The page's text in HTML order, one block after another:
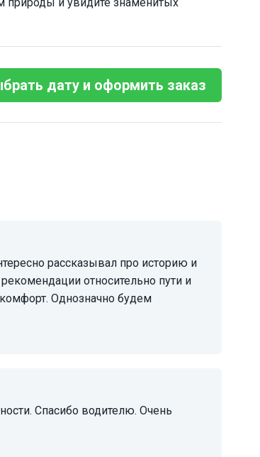
дату и оформить заказ
относительно пути и
Однозначно будем